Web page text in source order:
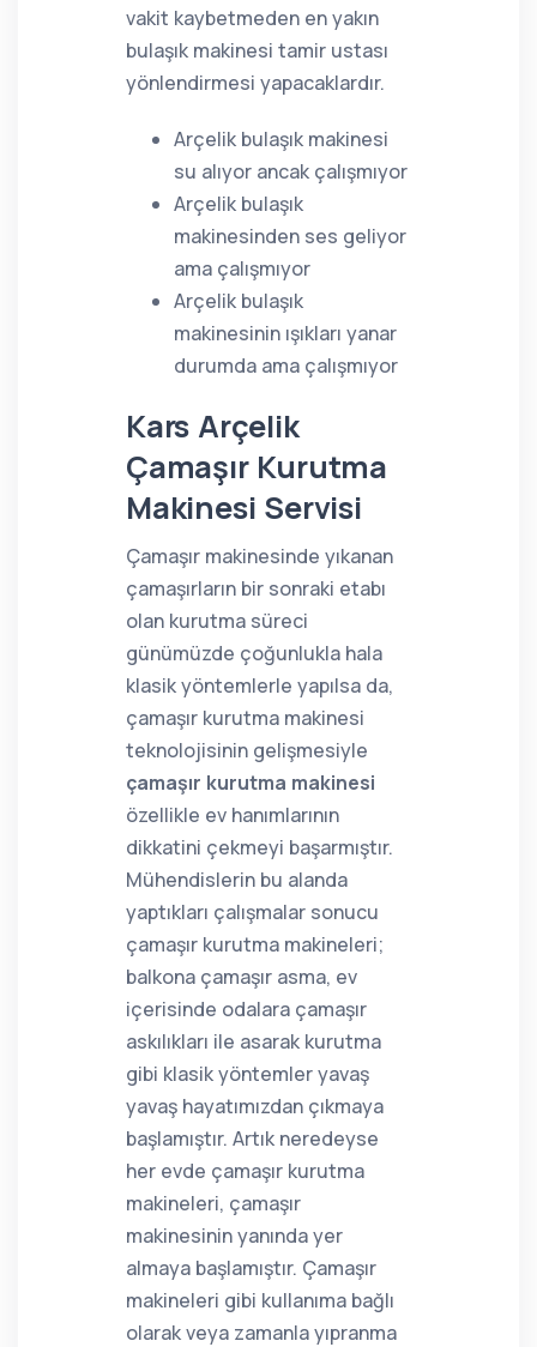
vakit kaybetmeden en yakın
bulaşık makinesi tamir ustası
yönlendirmesi yapacaklardır.
Arçelik bulaşık makinesi
su alıyor ancak çalışmıyor
Arçelik bulaşık
makinesinden ses geliyor
ama çalışmıyor
Arçelik bulaşık
makinesinin ışıkları yanar
durumda ama çalışmıyor
Kars Arçelik
Çamaşır Kurutma
Makinesi Servisi
Çamaşır makinesinde yıkanan
çamaşırların bir sonraki etabı
olan kurutma süreci
günümüzde çoğunlukla hala
klasik yöntemlerle yapılsa da,
çamaşır kurutma makinesi
teknolojisinin gelişmesiyle
çamaşır kurutma makinesi
özellikle ev hanımlarının
dikkatini çekmeyi başarmıştır.
Mühendislerin bu alanda
yaptıkları çalışmalar sonucu
çamaşır kurutma makineleri;
balkona çamaşır asma, ev
içerisinde odalara çamaşır
askılıkları ile asarak kurutma
gibi klasik yöntemler yavaş
yavaş hayatımızdan çıkmaya
başlamıştır. Artık neredeyse
her evde çamaşır kurutma
makineleri, çamaşır
makinesinin yanında yer
almaya başlamıştır. Çamaşır
makineleri gibi kullanıma bağlı
olarak veya zamanla yıpranma